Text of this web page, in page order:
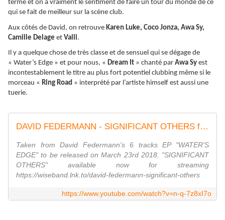
terme et on a vraiment le sentiment de faire un tour du monde de ce
qui se fait de meilleur sur la scène club.
Aux côtés de David, on retrouve Karen Luke, Coco Jonza, Awa Sy,
Camille Delage et Valli.
Il y a quelque chose de très classe et de sensuel qui se dégage de
« Water’s Edge » et pour nous, « Dream It » chanté par Awa Sy est
incontestablement le titre au plus fort potentiel clubbing même si le
morceau « Ring Road » interprété par l’artiste himself est aussi une
tuerie.
DAVID FEDERMANN - SIGNIFICANT OTHERS feat. COCO JONZA (Music Video)
Taken from David Federmann's 6 tracks EP "WATER'S
EDGE" to be released on March 23rd 2018. "SIGNIFICANT
OTHERS" available now for streaming
https://wiseband.lnk.to/david-federmann-significant-others
https://www.youtube.com/watch?v=n-q-7z8xI7o